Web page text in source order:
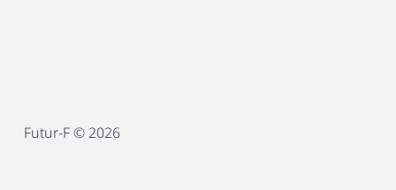
Futur-F © 2026